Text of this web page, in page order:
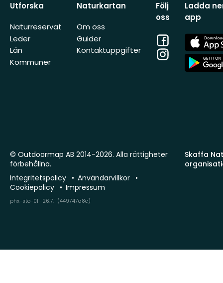
Utforska
Naturreservat
Leder
Län
Kommuner
Naturkartan
Om oss
Guider
Kontaktuppgifter
Följ
oss
Facebook
Instagram
Ladda
app
App
Store
App
Store
Skaffa
© Outdoormap AB 2014-2026. Alla rättigheter
förbehållna.
Integritetspolicy
Användarvillkor
Cookiepolicy
Impressum
phx-sto-01 · 26.7.1 (449747a8c)